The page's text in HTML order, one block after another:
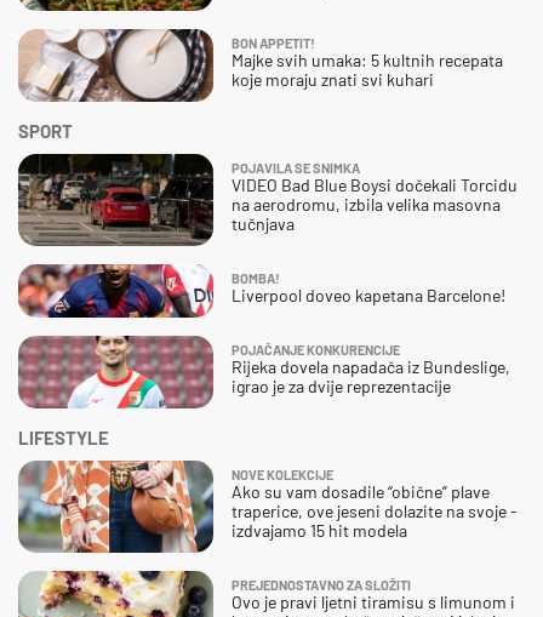
SPORT
POJAVILA SE SNIMKA
VIDEO Bad Blue Boysi dočekali Torcidu
na aerodromu, izbila velika masovna
tučnjava
BOMBA!
Liverpool doveo kapetana Barcelone!
POJAČANJE KONKURENCIJE
Rijeka dovela napadača iz Bundeslige,
igrao je za dvije reprezentacije
BON APPETIT!
Majke svih umaka: 5 kultnih recepata
koje moraju znati svi kuhari
LIFESTYLE
NOVE KOLEKCIJE
Ako su vam dosadile “obične” plave
traperice, ove jeseni dolazite na svoje -
izdvajamo 15 hit modela
PREJEDNOSTAVNO ZA SLOŽITI
Ovo je pravi ljetni tiramisu s limunom i